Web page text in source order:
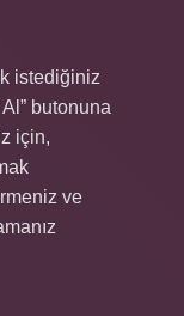
istediğiniz
butonuna
için,
ve